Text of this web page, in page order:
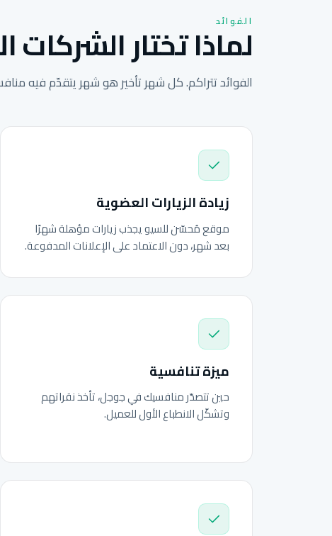
الفوائد
لماذا تختار الشركات
الفوائد تتراكم. كل شهر تأخير هو شهر يتقدّم فيه
زيادة الزيارات العضوية
موقع مُحسّن للسيو يجذب زيارات مؤهلة شهرًا
بعد شهر، دون الاعتماد على الإعلانات المدفوعة.
ميزة تنافسية
حين تتصدّر منافسيك في جوجل، تأخذ نقراتهم
وتشكّل الانطباع الأول للعميل.